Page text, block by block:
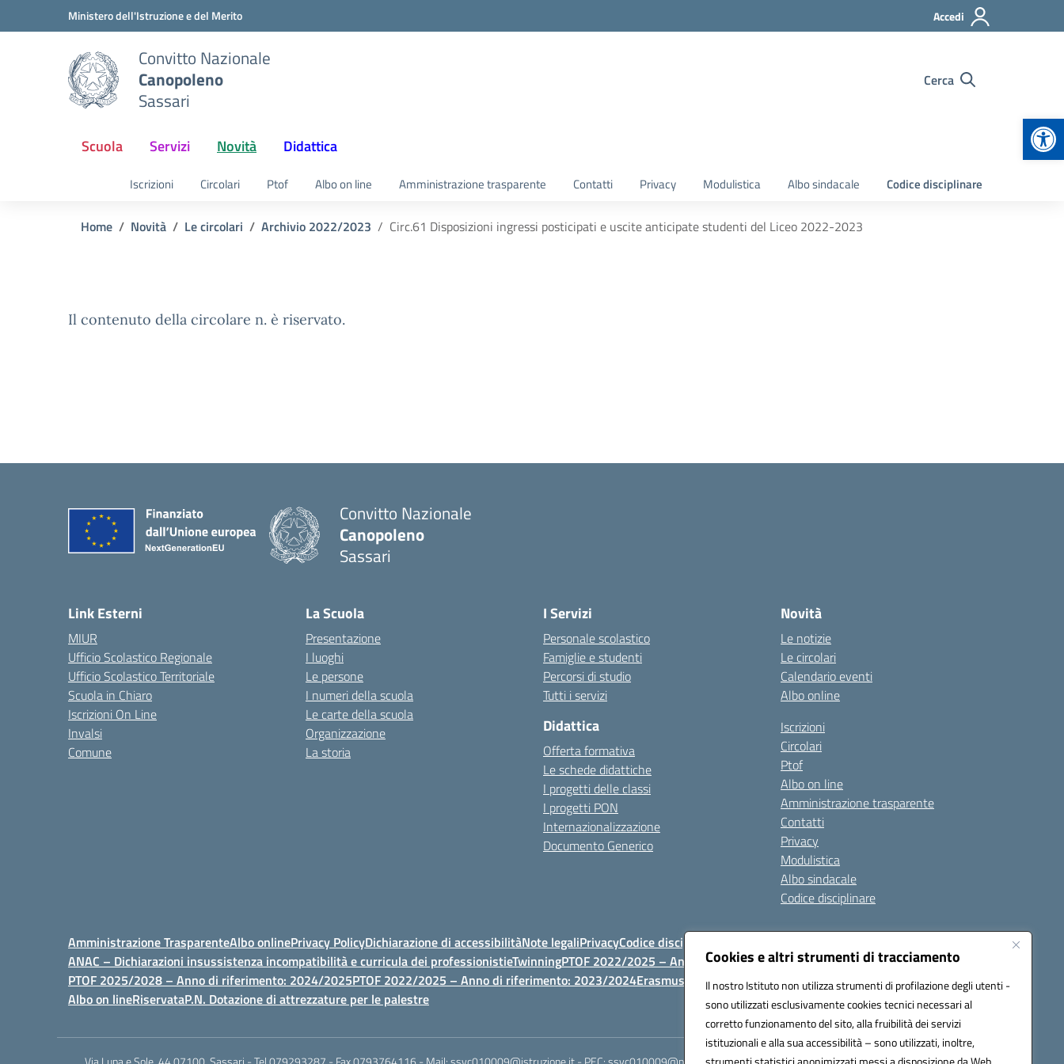
Cookies e altri strumenti di tracciamento
Il nostro Istituto non utilizza strumenti di profilazione degli utenti -
sono utilizzati esclusivamente cookies tecnici necessari al
corretto funzionamento del sito, alla fruibilità dei servizi
istituzionali e alla sua accessibilità – sono utilizzati, inoltre,
Vai ai contenuti
Vai al menu di navigazioneMinistero dell'Istruzione e del Merito Accedi
Convitto Nazionale
Canopoleno
Sassari
Cerca
Scuola Servizi Novità Didattica
Iscrizioni Circolari Ptof Albo on line Amministrazione trasparente Contatti Privacy Modulistica Albo sindacale Codice disciplinare
Home Novità Le circolari Archivio 2022/2023 Circ.61 Disposizioni ingressi posticipati e uscite anticipate studenti del Liceo 2022-2023
Il contenuto della circolare n. è riservato.
Convitto Nazionale
Canopoleno
Sassari
Link Esterni
MIUR
Ufficio Scolastico Regionale
Ufficio Scolastico Territoriale
Scuola in Chiaro
Iscrizioni On Line
Invalsi
Comune
La Scuola
Presentazione
I luoghi
Le persone
I numeri della scuola
Le carte della scuola
Organizzazione
La storia
I Servizi
Personale scolastico
Famiglie e studenti
Percorsi di studio
Tutti i servizi
Didattica
Offerta formativa
Le schede didattiche
I progetti delle classi
I progetti PON
Internazionalizzazione
Documento Generico
Novità
Le notizie
Le circolari
Calendario eventi
Albo online
Iscrizioni
Circolari
Ptof
Albo on line
Amministrazione trasparente
Contatti
Privacy
Modulistica
Albo sindacale
Codice disciplinare
Amministrazione TrasparenteAlbo onlinePrivacy PolicyDichiarazione di accessibilitàNote legaliPrivacyCodice disciplinare e di comportamento
ANAC – Dichiarazioni insussistenza incompatibilità e curricula dei professionistieTwinningPTOF 2022/2025 – Anno di riferimento: 2024/2025
PTOF 2025/2028 – Anno di riferimento: 2024/2025PTOF 2022/2025 – Anno di riferimento: 2023/2024Erasmus PTOF 2025/2028 – Anno di riferimento: 2025/2026
Albo on lineRiservataP.N. Dotazione di attrezzature per le palestre